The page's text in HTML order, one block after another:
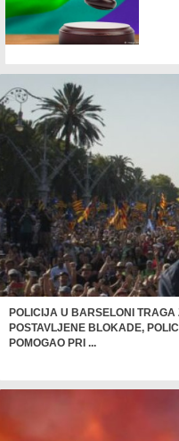
POLICIJA U BARSELONI
POSTAVLJENE BLOKADE,
POMOGAO PRI ...